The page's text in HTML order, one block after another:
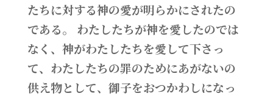
たちに対する神の愛が明らかにされたの
である。 わたしたちが神を愛したのでは
なく、神がわたしたちを愛して下さっ
て、わたしたちの罪のためにあがないの
供え物として、御子をおつかわしになっ